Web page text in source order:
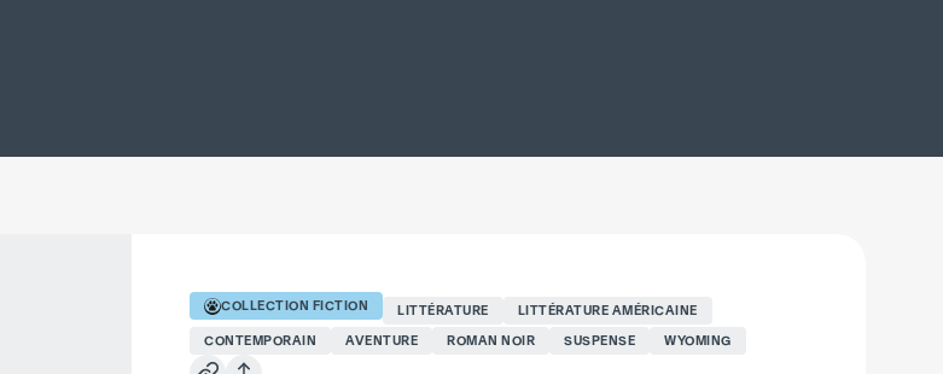
COLLECTION FICTION LITTÉRATURE
LITTÉRATURE AMÉRICAINE
CONTEMPORAIN
AVENTURE ROMAN NOIR SUSPENSE WYOMING